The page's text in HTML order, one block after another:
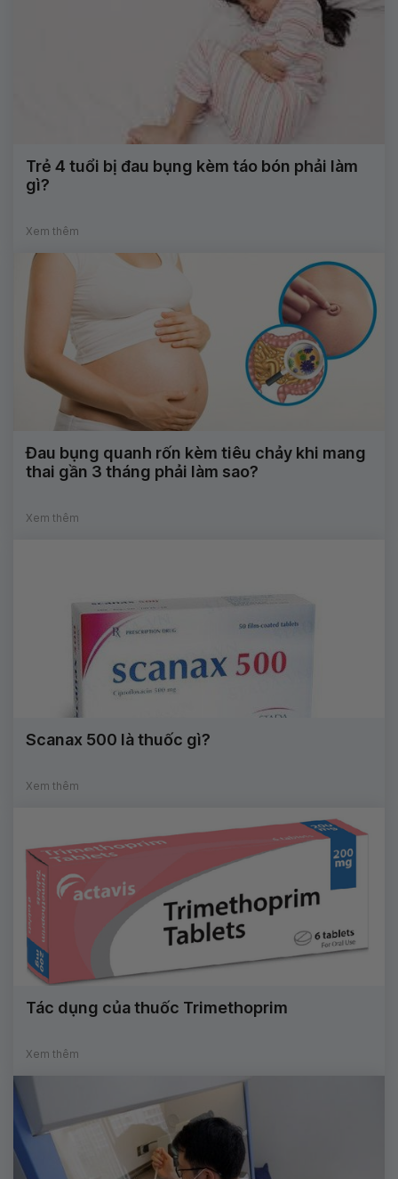
Trẻ 4 tuổi bị đau bụng kèm táo bón phải làm
gì?
Xem thêm
Đau bụng quanh rốn kèm tiêu chảy khi mang
thai gần 3 tháng phải làm sao?
Xem thêm
Scanax 500 là thuốc gì?
Xem thêm
Tác dụng của thuốc Trimethoprim
Xem thêm